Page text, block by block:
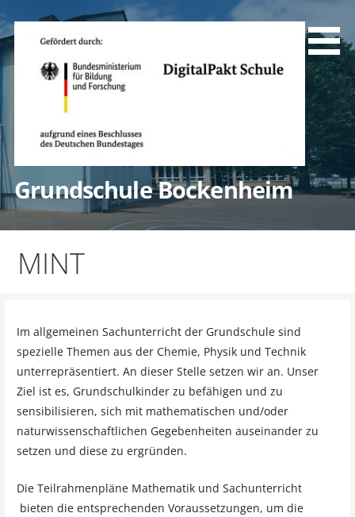
Inhalt
springen
Grundschule Bockenheim
MINT
Im allgemeinen Sachunterricht der Grundschule sind
spezielle Themen aus der Chemie, Physik und Technik
unterrepräsentiert. An dieser Stelle setzen wir an. Unser
Ziel ist es, Grundschulkinder zu befähigen und zu
sensibilisieren, sich mit mathematischen und/oder
naturwissenschaftlichen Gegebenheiten auseinander zu
setzen und diese zu ergründen.
Die Teilrahmenpläne Mathematik und Sachunterricht
bieten die entsprechenden Voraussetzungen, um die